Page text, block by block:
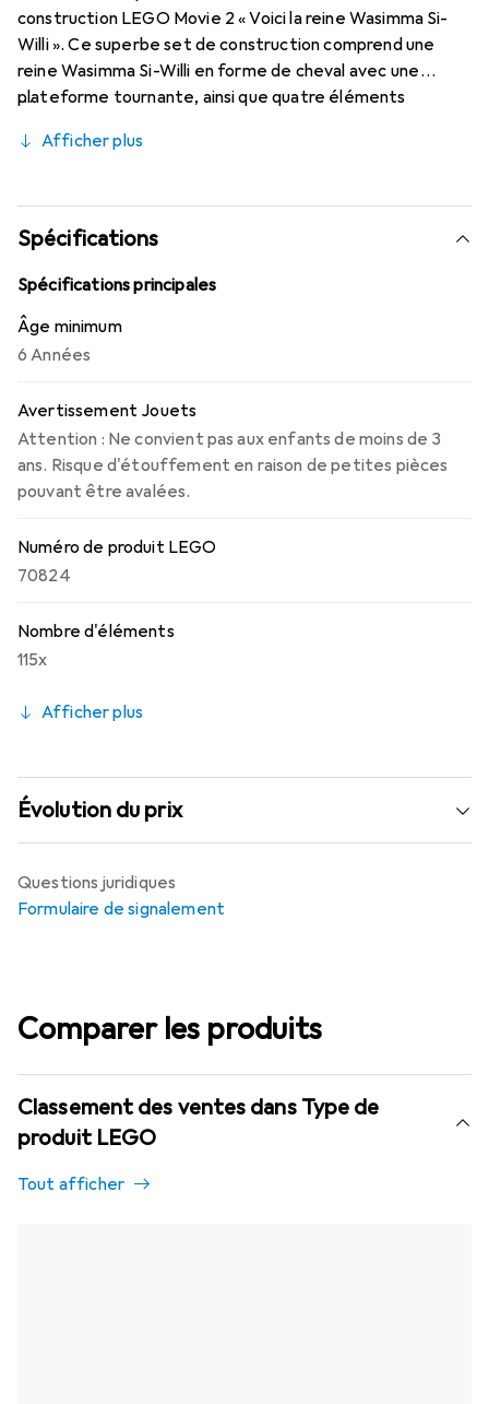
construction LEGO Movie 2 « Voici la reine Wasimma Si-
Willi ». Ce superbe set de construction comprend une
reine Wasimma Si-Willi en forme de cheval avec une
plateforme tournante, ainsi que quatre éléments
métamorphe en un tas de pierres. Ce set LEGO Movie 2
des figurines de jeu de Sweet Mischmasch et Susan, ainsi
que Lucy en tant que mini-figurine.
Afficher plus
Spécifications
Spécifications principales
Âge minimum
6 Années
Avertissement Jouets
Attention : Ne convient pas aux enfants de moins de 3
ans. Risque d'étouffement en raison de petites pièces
pouvant être avalées.
Numéro de produit LEGO
70824
Nombre d'éléments
115x
Afficher plus
Évolution du prix
Questions juridiques
Formulaire de signalement
Comparer les produits
Classement des ventes dans Type de
produit LEGO
Tout afficher